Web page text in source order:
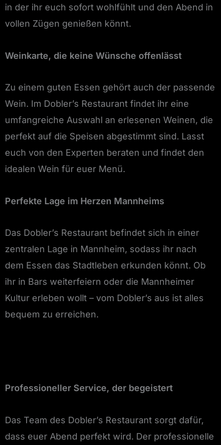
in der ihr euch sofort wohlfühlt und den Abend in
vollen Zügen genießen könnt.
Weinkarte, die keine Wünsche offenlässt
Zu einem guten Essen gehört auch der passende
Wein. Im Dobler’s Restaurant findet ihr eine
umfangreiche Auswahl an erlesenen Weinen, die
perfekt auf die Speisen abgestimmt sind. Lasst
euch von den Experten beraten und findet den
idealen Wein für euer Menü.
Perfekte Lage im Herzen Mannheims
Das Dobler’s Restaurant befindet sich in einer
zentralen Lage in Mannheim, sodass ihr nach
dem Essen das Stadtleben erkunden könnt. Ob
ihr in Bars weiterfeiern oder die Mannheimer
Kultur erleben wollt – vom Dobler’s aus ist alles
bequem zu erreichen.
Professioneller Service, der begeistert
Das Team des Dobler’s Restaurant sorgt dafür,
dass euer Abend perfekt wird. Der professionelle